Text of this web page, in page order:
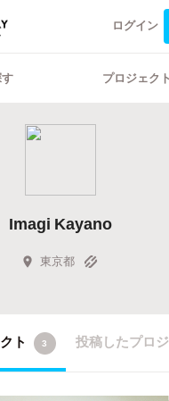
ログイン
プロジェク
Imagi Kayano
東京都
ト 3 投稿したプロ